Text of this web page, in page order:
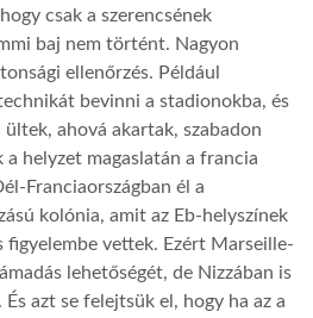
csak a szerencsének
baj nem történt. Nagyon
ellenőrzés. Például
bevinni a stadionokba, és
ahová akartak, szabadon
helyzet magaslatán a francia
Franciaországban él a
kolónia, amit az Eb-helyszínek
figyelembe vettek. Ezért Marseille-
lehetőségét, de Nizzában is
azt se felejtsük el, hogy ha az a